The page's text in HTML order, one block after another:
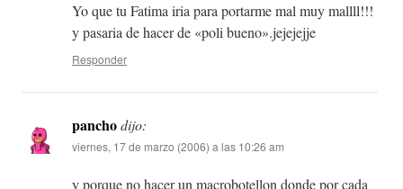
Yo que tu Fatima iria para portarme mal muy mallll!!!
y pasaria de hacer de «poli bueno».jejejejje
Responder
panchodijo:
viernes, 17 de marzo (2006) a las 10:26 am
y porque no hacer un macrobotellon donde por cada